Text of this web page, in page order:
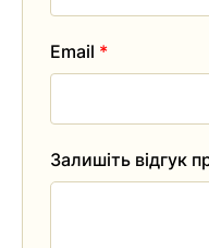
Залишіть відгук
Email *